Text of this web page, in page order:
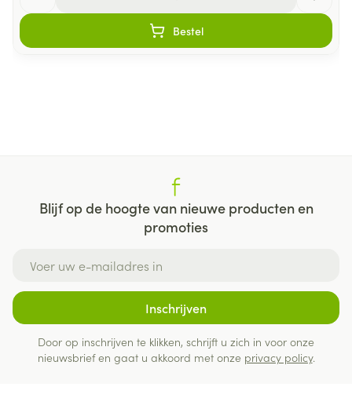
Bestel
Blijf op de hoogte van nieuwe producten en
promoties
Inschrijven
Door op inschrijven te klikken, schrijft u zich in voor onze
nieuwsbrief en gaat u akkoord met onze privacy policy.